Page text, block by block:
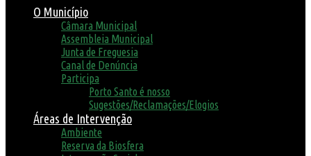
O Município
Câmara Municipal
Assembleia Municipal
Junta de Freguesia
Canal de Denúncia
Participa
Porto Santo é nosso
Sugestões/Reclamações/Elogios
Áreas de Intervenção
Ambiente
Reserva da Biosfera